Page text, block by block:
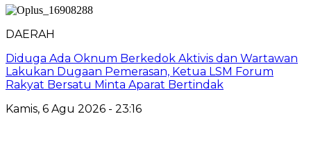
DAERAH
Diduga Ada Oknum Berkedok Aktivis dan Wartawan
Lakukan Dugaan Pemerasan, Ketua LSM Forum
Rakyat Bersatu Minta Aparat Bertindak
Kamis, 6 Agu 2026 - 23:16